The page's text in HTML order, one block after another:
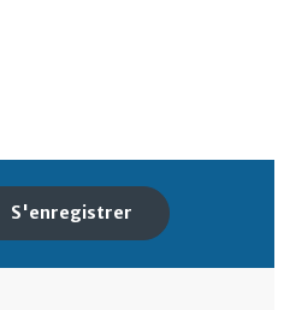
S'enregistrer